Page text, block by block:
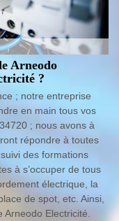
Arneodo
?
; notre entreprise
en main tous vos
; nous avons à
répondre à toutes
des formations
à s’occuper de tous
électrique, la
de spot, etc. Ainsi,
Arneodo Electricité.